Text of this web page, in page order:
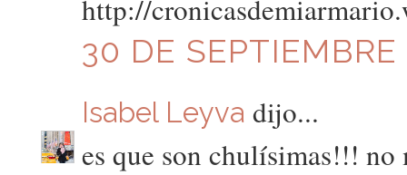
http://
30 DE
Isabel Leyva dijo...
es que son chulísimas!!! no